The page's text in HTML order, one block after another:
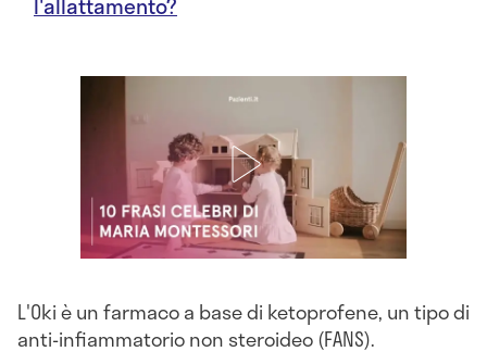
l'allattamento?
L'Oki è un farmaco a base di ketoprofene, un tipo di
anti-infiammatorio non steroideo (FANS).